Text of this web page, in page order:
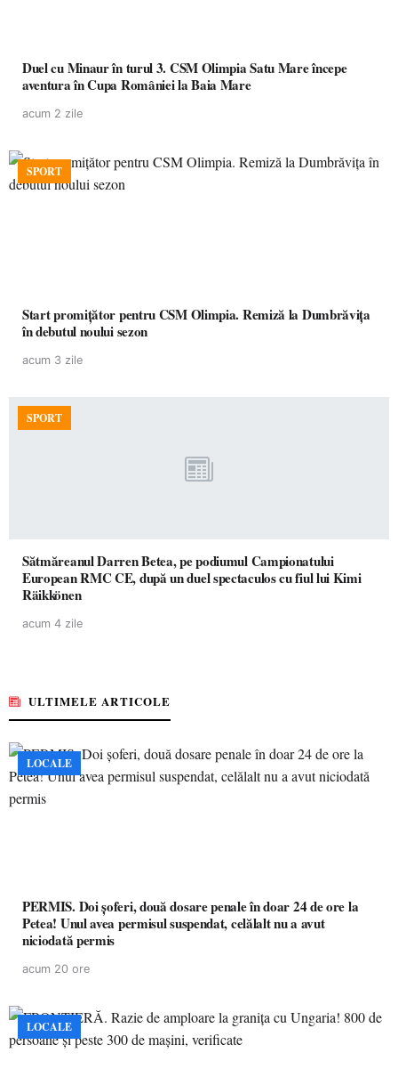
Duel cu Minaur în turul 3. CSM Olimpia Satu Mare începe
aventura în Cupa României la Baia Mare
acum 2 zile
SPORT
Start promițător pentru CSM Olimpia. Remiză la Dumbrăvița
în debutul noului sezon
acum 3 zile
SPORT
Sătmăreanul Darren Betea, pe podiumul Campionatului
European RMC CE, după un duel spectaculos cu fiul lui Kimi
Räikkönen
acum 4 zile
ULTIMELE ARTICOLE
LOCALE
PERMIS. Doi șoferi, două dosare penale în doar 24 de ore la
Petea! Unul avea permisul suspendat, celălalt nu a avut
niciodată permis
acum 20 ore
LOCALE